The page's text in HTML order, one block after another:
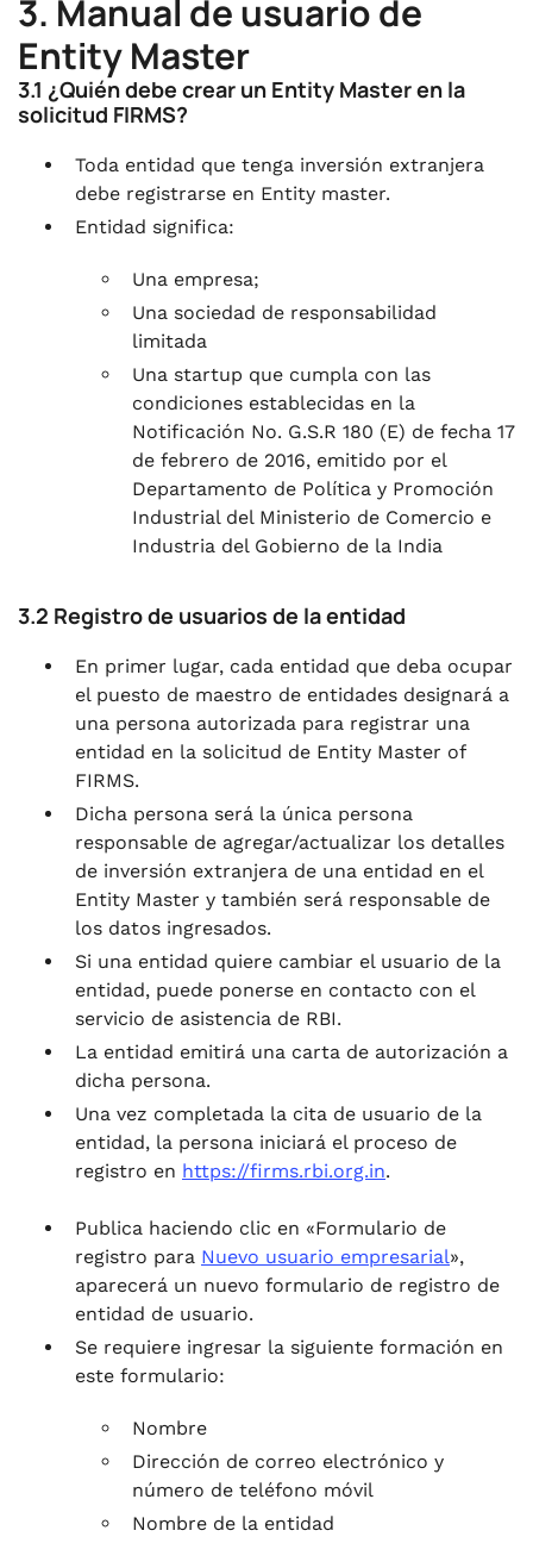
3. Manual de usuario de
Entity Master
3.1 ¿Quién debe crear un Entity Master en la
solicitud FIRMS?
Toda entidad que tenga inversión extranjera
debe registrarse en Entity master.
Entidad significa:
Una empresa;
Una sociedad de responsabilidad
limitada
Una startup que cumpla con las
condiciones establecidas en la
Notificación No. G.S.R 180 (E) de fecha 17
de febrero de 2016, emitido por el
Departamento de Política y Promoción
Industrial del Ministerio de Comercio e
Industria del Gobierno de la India
3.2 Registro de usuarios de la entidad
En primer lugar, cada entidad que deba ocupar
el puesto de maestro de entidades designará a
una persona autorizada para registrar una
entidad en la solicitud de Entity Master of
FIRMS.
Dicha persona será la única persona
responsable de agregar/actualizar los detalles
de inversión extranjera de una entidad en el
Entity Master y también será responsable de
los datos ingresados.
Si una entidad quiere cambiar el usuario de la
entidad, puede ponerse en contacto con el
servicio de asistencia de RBI.
La entidad emitirá una carta de autorización a
dicha persona.
Una vez completada la cita de usuario de la
entidad, la persona iniciará el proceso de
registro en https://firms.rbi.org.in.
Publica haciendo clic en «Formulario de
registro para Nuevo usuario empresarial»,
aparecerá un nuevo formulario de registro de
entidad de usuario.
Se requiere ingresar la siguiente formación en
este formulario:
Nombre
Dirección de correo electrónico y
número de teléfono móvil
Nombre de la entidad